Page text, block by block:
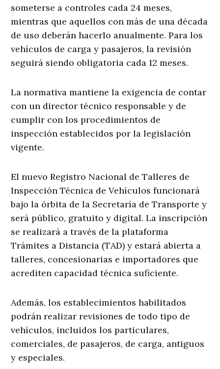
someterse a controles cada 24 meses,
mientras que aquellos con más de una década
de uso deberán hacerlo anualmente. Para los
vehículos de carga y pasajeros, la revisión
seguirá siendo obligatoria cada 12 meses.
La normativa mantiene la exigencia de contar
con un director técnico responsable y de
cumplir con los procedimientos de
inspección establecidos por la legislación
vigente.
El nuevo Registro Nacional de Talleres de
Inspección Técnica de Vehículos funcionará
bajo la órbita de la Secretaría de Transporte y
será público, gratuito y digital. La inscripción
se realizará a través de la plataforma
Trámites a Distancia (TAD) y estará abierta a
talleres, concesionarias e importadores que
acrediten capacidad técnica suficiente.
Además, los establecimientos habilitados
podrán realizar revisiones de todo tipo de
vehículos, incluidos los particulares,
comerciales, de pasajeros, de carga, antiguos
y especiales.